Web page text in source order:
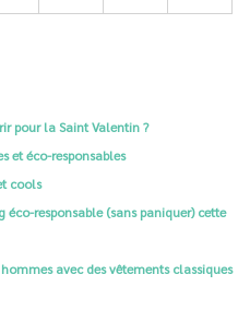
pour la Saint Valentin ?
et éco-responsables
cools
éco-responsable (sans paniquer) cette
avec des vêtements classiques